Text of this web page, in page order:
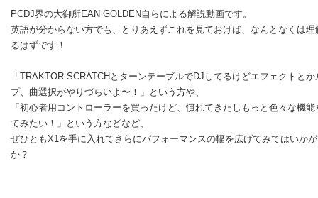
PCDJ界の大御所EAN GOLDEN自らによる解説動画です。
英語が分からない方でも、とりあえずこれを見ておけば、なんとなくは理
るはずです！
「TRAKTOR SCRATCHとターンテーブルでDJしてるけどエフェクトとか
プ、曲選択がやりづらいよ〜！」という方や、
「初心者用コントローラーを買ったけど、慣れてきたしもっと色々な機能
てみたい！」という方などなど、
ぜひともX1を手に入れてさらにパフォーマンスの幅を広げてみてはいか
か？